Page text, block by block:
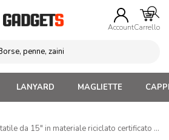
AccountCarrello
LANYARD MAGLIETTE
da 15″ in materiale riciclato certificato